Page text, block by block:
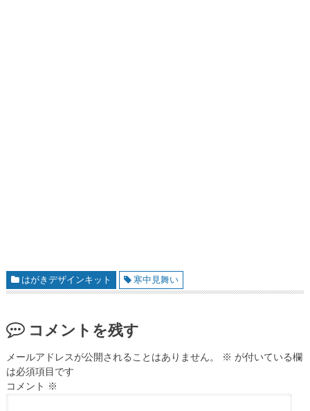
はがきデザインキット 寒中見舞い
コメントを残す
メールアドレスが公開されることはありません。 ※ が付いている欄
は必須項目です
コメント ※